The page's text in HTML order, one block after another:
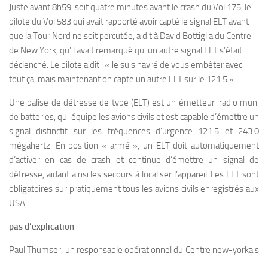
Juste avant 8h59, soit quatre minutes avant le crash du Vol 175, le
pilote du Vol 583 qui avait rapporté avoir capté le signal ELT avant
que la Tour Nord ne soit percutée, a dit à David Bottiglia du Centre
de New York, qu’il avait remarqué qu’ un autre signal ELT s’était
déclenché. Le pilote a dit : « Je suis navré de vous embêter avec
tout ça, mais maintenant on capte un autre ELT sur le 121.5.»
Une balise de détresse de type (ELT) est un émetteur-radio muni
de batteries, qui équipe les avions civils et est capable d’émettre un
signal distinctif sur les fréquences d’urgence 121.5 et 243.0
mégahertz. En position « armé », un ELT doit automatiquement
d’activer en cas de crash et continue d’émettre un signal de
détresse, aidant ainsi les secours à localiser l’appareil. Les ELT sont
obligatoires sur pratiquement tous les avions civils enregistrés aux
USA.
pas d’explication
Paul Thumser, un responsable opérationnel du Centre new-yorkais